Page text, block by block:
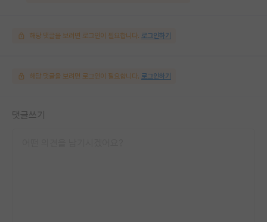
해당 댓글을 보려면 로그인이 필요합니다. 로그인하기
해당 댓글을 보려면 로그인이 필요합니다. 로그인하기
댓글쓰기